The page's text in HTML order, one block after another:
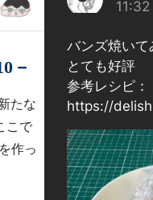
－
たな
こで
作っ